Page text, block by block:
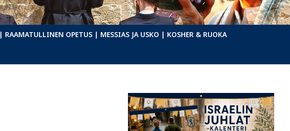
| RAAMATULLINEN OPETUS | MESSIAS JA USKO | KOSHER & RUOKA